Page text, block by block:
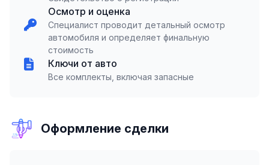
Осмотр и оценка
Специалист проводит детальный осмотр
автомобиля и определяет финальную
стоимость
Ключи от авто
Все комплекты, включая запасные
Оформление сделки